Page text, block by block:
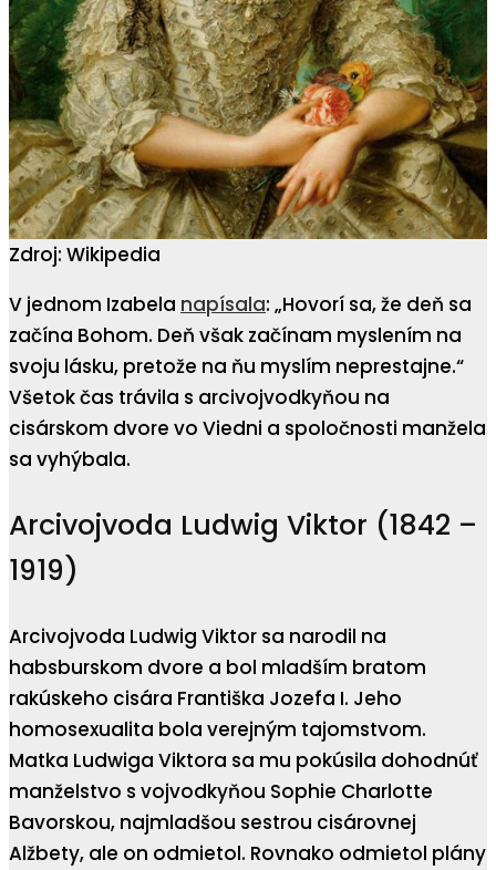
Zdroj: Wikipedia
V jednom Izabela napísala: „Hovorí sa, že deň sa
začína Bohom. Deň však začínam myslením na
svoju lásku, pretože na ňu myslím neprestajne.“
Všetok čas trávila s arcivojvodkyňou na
cisárskom dvore vo Viedni a spoločnosti manžela
sa vyhýbala.
Arcivojvoda Ludwig Viktor (1842 –
1919)
Arcivojvoda Ludwig Viktor sa narodil na
habsburskom dvore a bol mladším bratom
rakúskeho cisára Františka Jozefa I. Jeho
homosexualita bola verejným tajomstvom.
Matka Ludwiga Viktora sa mu pokúsila dohodnúť
manželstvo s vojvodkyňou Sophie Charlotte
Bavorskou, najmladšou sestrou cisárovnej
Alžbety, ale on odmietol. Rovnako odmietol plány